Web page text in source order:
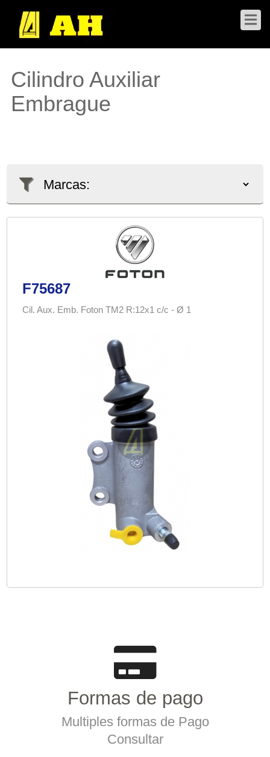
Cilindro Auxiliar
Embrague
F75687
Cil. Aux. Emb. Foton TM2 R:12x1 c/c - Ø 1
Formas de pago
Multiples formas de Pago
Consultar